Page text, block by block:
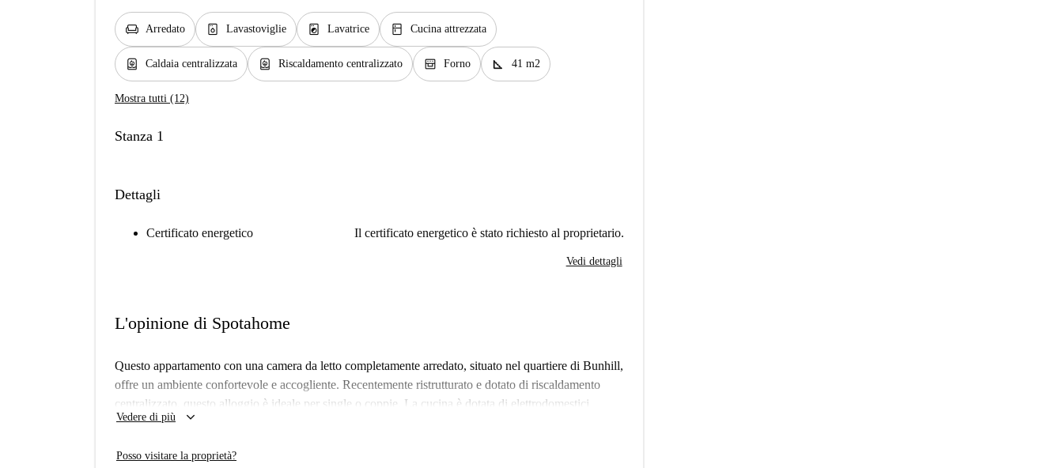
chair Arredato dishwasher_gen Lavastoviglie local_laundry_service Lavatrice kitchen Cucina attrezzata
water_heater Caldaia centralizzata water_heater Riscaldamento centralizzato oven_gen Forno square_foot 41 m2
Mostra tutti (12)
Stanza 1
Dettagli
Certificato energetico Il certificato energetico è stato richiesto al proprietario.
Vedi dettagli
L'opinione di Spotahome
Questo appartamento con una camera da letto completamente arredato, situato nel quartiere di Bunhill,
offre un ambiente confortevole e accogliente. Recentemente ristrutturato e dotato di riscaldamento
centralizzato, questo alloggio è ideale per single o coppie. La cucina è dotata di elettrodomestici
moderni, tra cui lavatrice, asciugatrice, forno e lavastoviglie, per una maggiore praticità nella vita
un'esperienza di affitto senza pensieri. È vietato fumare e portare animali domestici, garantendo un
Vedere di più keyboard_arrow_down
Posso visitare la proprietà?